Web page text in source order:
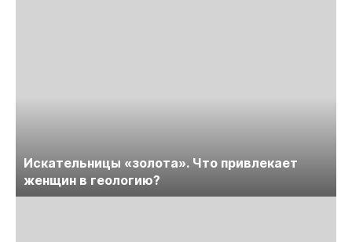
Искательницы «золота». Что привлекает
женщин в геологию?